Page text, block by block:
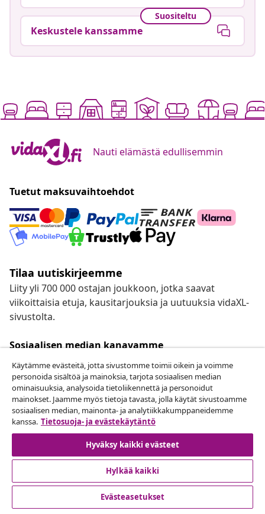
Suositeltu
Keskustele kanssamme
Nauti elämästä edullisemmin
Tuetut maksuvaihtoehdot
Tilaa uutiskirjeemme
Liity yli 700 000 ostajan joukkoon, jotka saavat
viikoittaisia etuja, kausitarjouksia ja uutuuksia vidaXL-
sivustolta.
Sosiaalisen median kanavamme
Peruuta tilaus
Lähetä tilauksen peruutuspyyntö.
Peruuta tilaus
Käytämme evästeitä, jotta sivustomme toimii oikein ja voimme
personoida sisältöä ja mainoksia, tarjota sosiaalisen median
ominaisuuksia, analysoida tietoliikennettä ja personoidut
mainokset. Jaamme myös tietoja tavasta, jolla käytät sivustoamme
sosiaalisen median, mainonta- ja analytiikkakumppaneidemme
kanssa. Tietosuoja- ja evästekäytäntö
Hyväksy kaikki evästeet
Hylkää kaikki
Evästeasetukset